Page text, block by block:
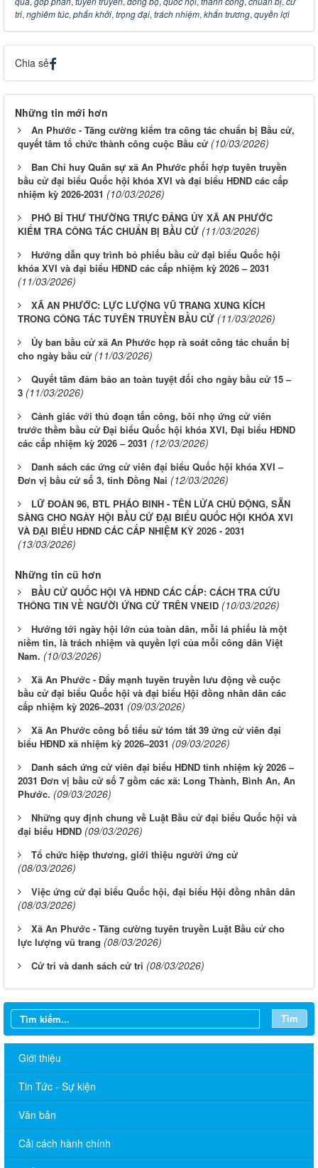
tri,nghiêm túc,phấn khởi,trọng đại,trách nhiệm,khẩn trương,quyền lợi
Chia sẻ
Những tin mới hơn
An Phước - Tăng cường kiểm tra công tác chuẩn bị Bầu cử,
quyết tâm tổ chức thành công cuộc Bầu cử (10/03/2026)
Ban Chỉ huy Quân sự xã An Phước phối hợp tuyên truyền
bầu cử đại biểu Quốc hội khóa XVI và đại biểu HĐND các cấp
nhiệm kỳ 2026-2031 (10/03/2026)
PHÓ BÍ THƯ THƯỜNG TRỰC ĐẢNG ỦY XÃ AN PHƯỚC
KIỂM TRA CÔNG TÁC CHUẨN BỊ BẦU CỬ (11/03/2026)
Hướng dẫn quy trình bỏ phiếu bầu cử đại biểu Quốc hội
khóa XVI và đại biểu HĐND các cấp nhiệm kỳ 2026 – 2031
(11/03/2026)
XÃ AN PHƯỚC: LỰC LƯỢNG VŨ TRANG XUNG KÍCH
TRONG CÔNG TÁC TUYÊN TRUYỀN BẦU CỬ (11/03/2026)
Ủy ban bầu cử xã An Phước họp rà soát công tác chuẩn bị
cho ngày bầu cử (11/03/2026)
Quyết tâm đảm bảo an toàn tuyệt đối cho ngày bầu cử 15 –
3 (11/03/2026)
Cảnh giác với thủ đoạn tấn công, bôi nhọ ứng cử viên
trước thềm bầu cử Đại biểu Quốc hội khóa XVI, Đại biểu HĐND
các cấp nhiệm kỳ 2026 – 2031 (12/03/2026)
Danh sách các ứng cử viên đại biểu Quốc hội khóa XVI –
Đơn vị bầu cử số 3, tỉnh Đồng Nai (12/03/2026)
LỮ ĐOÀN 96, BTL PHÁO BINH - TÊN LỬA CHỦ ĐỘNG, SẴN
SÀNG CHO NGÀY HỘI BẦU CỬ ĐẠI BIỂU QUỐC HỘI KHÓA XVI
VÀ ĐẠI BIỂU HĐND CÁC CẤP NHIỆM KỲ 2026 - 2031
(13/03/2026)
Những tin cũ hơn
BẦU CỬ QUỐC HỘI VÀ HĐND CÁC CẤP: CÁCH TRA CỨU
THÔNG TIN VỀ NGƯỜI ỨNG CỬ TRÊN VNEID (10/03/2026)
Hướng tới ngày hội lớn của toàn dân, mỗi lá phiếu là một
niềm tin, là trách nhiệm và quyền lợi của mỗi công dân Việt
Nam. (10/03/2026)
Xã An Phước - Đẩy mạnh tuyên truyền lưu động về cuộc
bầu cử đại biểu Quốc hội và đại biểu Hội đồng nhân dân các
cấp nhiệm kỳ 2026–2031 (09/03/2026)
Xã An Phước công bố tiểu sử tóm tắt 39 ứng cử viên đại
biểu HĐND xã nhiệm kỳ 2026–2031 (09/03/2026)
Danh sách ứng cử viên đại biểu HĐND tỉnh nhiệm kỳ 2026 –
2031 Đơn vị bầu cử số 7 gồm các xã: Long Thành, Bình An, An
Phước. (09/03/2026)
Những quy định chung về Luật Bầu cử đại biểu Quốc hội và
đại biểu HĐND (09/03/2026)
Tổ chức hiệp thương, giới thiệu người ứng cử
(08/03/2026)
Việc ứng cử đại biểu Quốc hội, đại biểu Hội đồng nhân dân
(08/03/2026)
Xã An Phước - Tăng cường tuyên truyền Luật Bầu cử cho
lực lượng vũ trang (08/03/2026)
Cử tri và danh sách cử tri (08/03/2026)
Tìm
Giới thiệu
Tin Tức - Sự kiện
Văn bản
Cải cách hành chính
Lịch làm việc tuần của UBND An Phước từ ngày 01/12/2025